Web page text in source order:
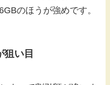
のほうが強めです。
い目